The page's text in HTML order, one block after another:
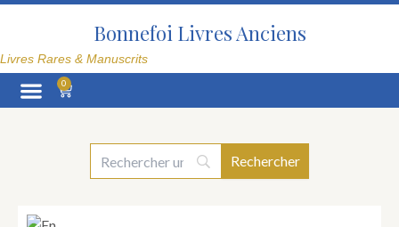
Aller
Bonnefoi Livres Anciens
Livres Rares & Manuscrits
0
Panier